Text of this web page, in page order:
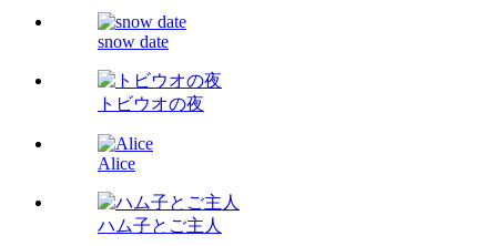
snow date
トビウオの夜
Alice
ハム子とご主人